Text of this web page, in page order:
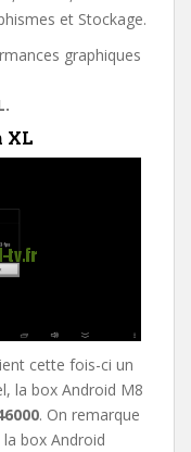
et Stockage.
graphiques
XL
cette fois-ci un
la box Android M8
. On remarque
box Android